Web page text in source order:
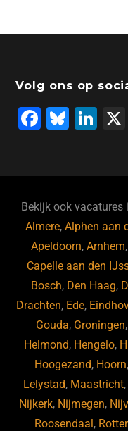
Volg ons op
F
b
o
o
k
Bl
ky
Li
dI
n
Bekijk ook
Almere,Alphen aan
Apeldoorn,Arnhem
Capelle aan den
Bosch, Den Haag,
Drachten, Ede,
Gouda, Groningen,
Helmond, Hengelo,
Hoogezand, Hoorn,
Lelystad, Maastricht,
Nijkerk, Nijmegen,
Roosendaal ,